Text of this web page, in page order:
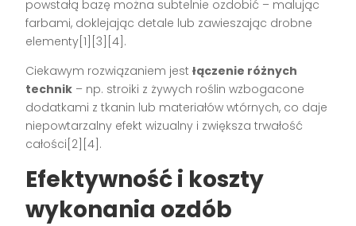
powstałą bazę można subtelnie ozdobić – malując
farbami, doklejając detale lub zawieszając drobne
elementy[1][3][4].
Ciekawym rozwiązaniem jestłączenie różnych
technik – np. stroiki z żywych roślin wzbogacone
dodatkami z tkanin lub materiałów wtórnych, co daje
niepowtarzalny efekt wizualny i zwiększa trwałość
całości[2][4].
Efektywność i koszty
wykonania ozdób